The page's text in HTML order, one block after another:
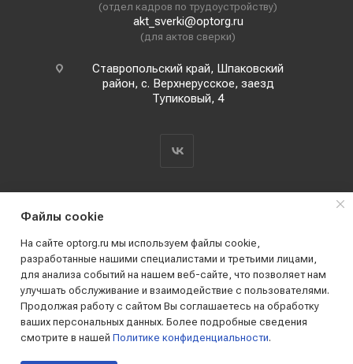
(отдел кадров по трудоустройству)
akt_sverki@optorg.ru
(для актов сверки)
Ставропольский край, Шпаковский
район, с. Верхнерусское, заезд
Тупиковый, 4
2019 - 2026 © АО КПК "Ставропольстройопторг"
Все права защищены
Файлы cookie
На сайте optorg.ru мы используем файлы cookie,
разработанные нашими специалистами и третьими лицами,
для анализа событий на нашем веб-сайте, что позволяет нам
улучшать обслуживание и взаимодействие с пользователями.
Продолжая работу с сайтом Вы соглашаетесь на обработку
ваших персональных данных. Более подробные сведения
смотрите в нашей Политике конфиденциальности.